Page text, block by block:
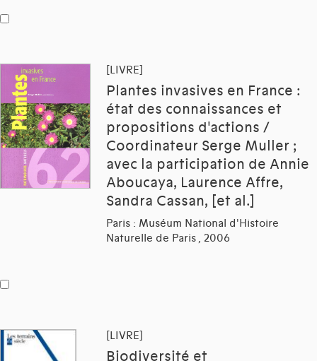
[LIVRE]
Plantes invasives en France :
état des connaissances et
propositions d'actions /
Coordinateur Serge Muller ;
avec la participation de Annie
Aboucaya, Laurence Affre,
Sandra Cassan, [et al.]
Paris : Muséum National d'Histoire
Naturelle de Paris , 2006
[LIVRE]
Biodiversité et